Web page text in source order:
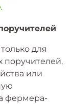
для
поручителей,
или
фермера-